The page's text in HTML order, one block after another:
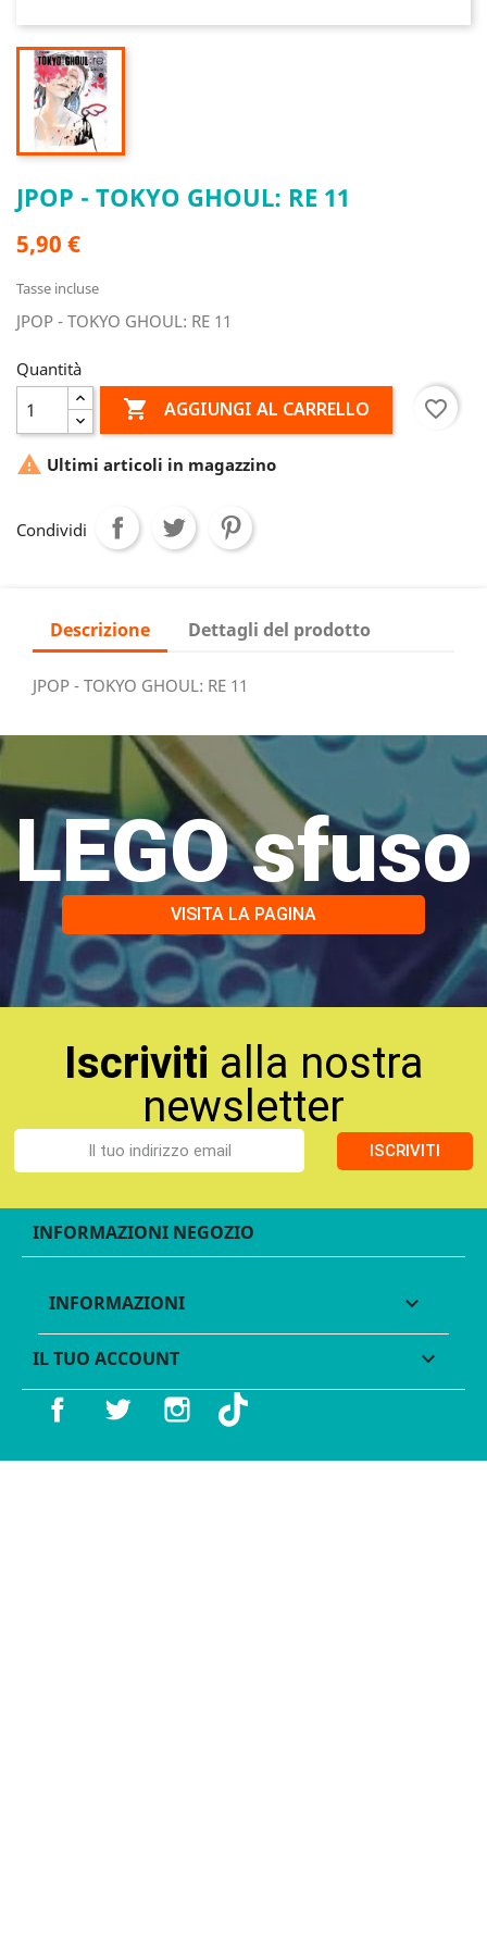
JPOP - TOKYO GHOUL: RE 11
5,90 €
Tasse incluse
JPOP - TOKYO GHOUL: RE 11
Quantità
 AGGIUNGI AL CARRELLO favorite_border
 Ultimi articoli in magazzino
Condividi
Descrizione Dettagli del prodotto
JPOP - TOKYO GHOUL: RE 11
LEGO sfuso
VISITA LA PAGINA
Iscriviti alla nostra
newsletter
ISCRIVITI
INFORMAZIONI NEGOZIO
INFORMAZIONI 
IL TUO ACCOUNT 
Facebook Twitter Instagram